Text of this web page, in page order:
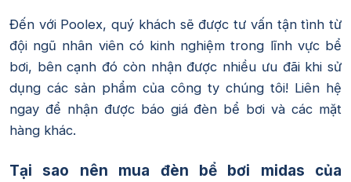
Đến với Poolex, quý khách sẽ được tư vấn tận tình từ
đội ngũ nhân viên có kinh nghiệm trong lĩnh vực bể
bơi, bên cạnh đó còn nhận được nhiều ưu đãi khi sử
dụng các sản phẩm của công ty chúng tôi! Liên hệ
ngay để nhận được báo giá đèn bể bơi và các mặt
hàng khác.
Tại sao nên mua đèn bể bơi midas của